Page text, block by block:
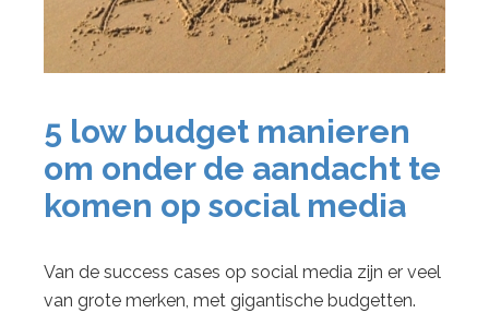
5 low budget manieren
om onder de aandacht te
komen op social media
Van de success cases op social media zijn er veel
van grote merken, met gigantische budgetten.